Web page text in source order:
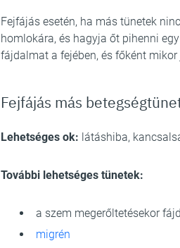
Fejfájás esetén, ha más tünetek
homlokára, és hagyja őt pihenni
fájdalmat a fejében, és főként
Fejfájás más
Lehetséges ok: látáshiba,
További lehetséges tünetek:
a szem megerőltetésekor
migrén